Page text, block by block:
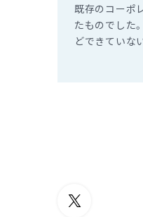
既存のコーポ
たものでした
どできていな